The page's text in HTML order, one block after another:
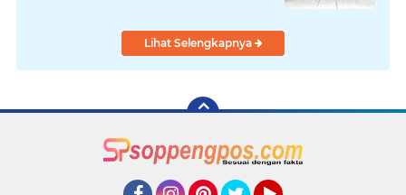
Lihat Selengkapnya